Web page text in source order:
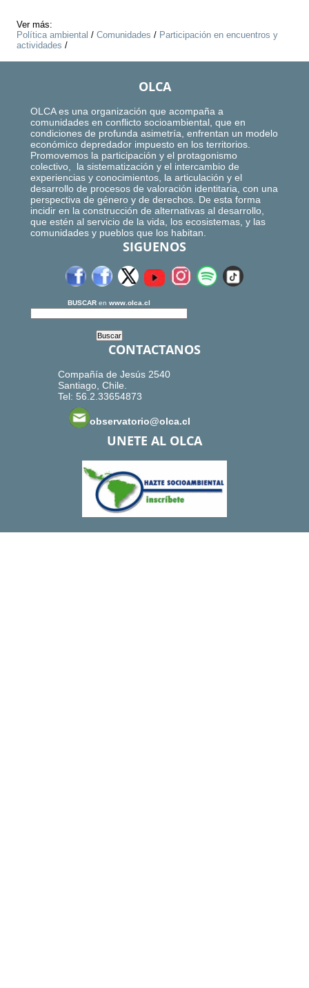
Ver más:
Política ambiental / Comunidades / Participación en encuentros y
actividades /
OLCA
OLCA es una organización que acompaña a
comunidades en conflicto socioambiental, que en
condiciones de profunda asimetría, enfrentan un modelo
económico depredador impuesto en los territorios.
Promovemos la participación y el protagonismo
colectivo, la sistematización y el intercambio de
experiencias y conocimientos, la articulación y el
desarrollo de procesos de valoración identitaria, con una
perspectiva de género y de derechos. De esta forma
incidir en la construcción de alternativas al desarrollo,
que estén al servicio de la vida, los ecosistemas, y las
comunidades y pueblos que los habitan.
SIGUENOS
BUSCAR en www.olca.cl
CONTACTANOS
Compañía de Jesús 2540
Santiago, Chile.
Tel: 56.2.33654873
observatorio@olca.cl
UNETE AL OLCA